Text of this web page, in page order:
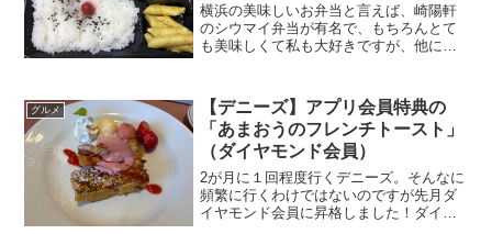
横浜の美味しいお弁当と言えば、崎陽軒
のシウマイ弁当が有名で、もちろんとて
も美味しくて私も大好きですが、他にも
亭のハンバーグ弁当ですっ！！
(adsbygoogle =...
グルメ
【デニーズ】アプリ会員特典の
「あまおうのフレンチトースト」
（ダイヤモンド会員）
2が月に１回程度行くデニーズ。そんなに
頻繁に行くわけではないのですが先月ダ
イヤモンド会員に昇格しました！ダイヤ